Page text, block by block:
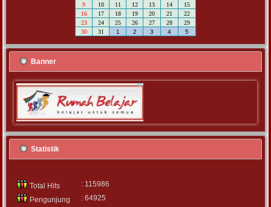
9
10 11 12 13 14
15
16
17 18 19 20 21
22
23
24 25 26 27 28
29
30
31 1 2 3 4 5
Banner
Statistik
Total Hits
: 115986
Pengunjung
: 64925